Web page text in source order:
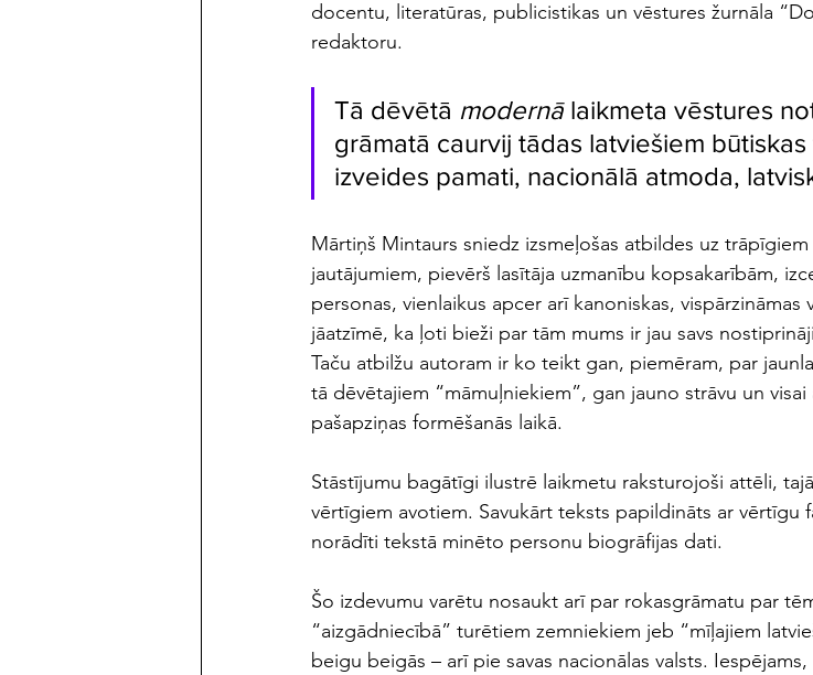
docentu, literatūras, publicistikas un vēstures žurnāla
redaktoru.
Tā dēvētā modernā laikmeta vēstures
grāmatā caurvij tādas latviešiem
izveides pamati, nacionālā atmoda,
Mārtiņš Mintaurs sniedz izsmeļošas atbildes uz
jautājumiem, pievērš lasītāja uzmanību kopsakarībām,
personas, vienlaikus apcer arī kanoniskas,
jāatzīmē, ka ļoti bieži par tām mums ir jau savs
Taču atbilžu autoram ir ko teikt gan, piemēram, par
tā dēvētajiem “māmuļniekiem”, gan jauno strāvu un
pašapziņas formēšanās laikā.
Stāstījumu bagātīgi ilustrē laikmetu raksturojoši attēli,
vērtīgiem avotiem. Savukārt teksts papildināts ar vērtīgu
norādīti tekstā minēto personu biogrāfijas dati.
Šo izdevumu varētu nosaukt arī par rokasgrāmatu par
“aizgādniecībā” turētiem zemniekiem jeb “mīļajiem
beigu beigās – arī pie savas nacionālas valsts.